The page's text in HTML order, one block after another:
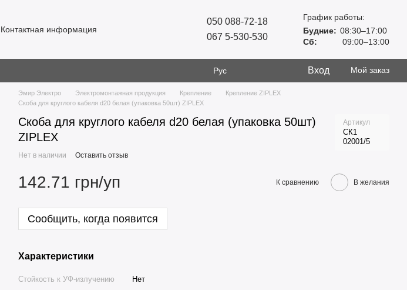
Контактная информация
050 088-72-18
067 5-530-530
График работы:
Будние: 08:30–17:00
Сб:
09:00–13:00
Рус Вход Мой заказ
Эмир Электро Электромонтажная продукция Крепление
Крепление ZIPLEX
Скоба для круглого кабеля d20 белая (упаковка 50шт) ZIPLEX
Скоба для круглого кабеля d20 белая (упаковка 50шт)
ZIPLEX
Артикул
СК1
02001/5
Нет в наличии Оставить отзыв
142.71 грн/уп К сравнению В желания
Сообщить, когда появится
Характеристики
Стойкость к УФ-излучению
Нет